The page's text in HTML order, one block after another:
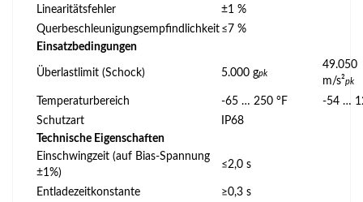
Linearitätsfehler
±1 %
Querbeschleunigungsempfindlichkeit ≤7 %
Einsatzbedingungen
Überlastlimit (Schock) 5.000 gpk
49.050
m/s²pk
Temperaturbereich -65 … 250 °F
-54 …
Schutzart
IP68
Technische Eigenschaften
Einschwingzeit (auf Bias-Spannung
±1%)
≤2,0 s
Entladezeitkonstante
≥0,3 s